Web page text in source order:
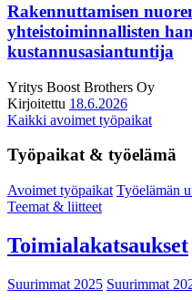
Rakennuttamisen
yhteistoiminnallisten
kustannusasiantuntija
Yritys Boost Brothers Oy
Kirjoitettu 18.6.2026
Kaikki avoimet työpaikat
Työpaikat & työelämä
Avoimet työpaikat Työelämän
Teemat & liitteet
Toimialakatsaukset
Suurimmat 2025 Suurimmat